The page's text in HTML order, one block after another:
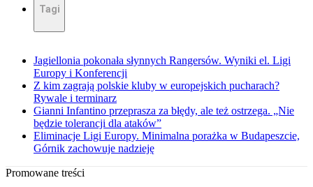
Tagi
Jagiellonia pokonała słynnych Rangersów. Wyniki el. Ligi
Europy i Konferencji
Z kim zagrają polskie kluby w europejskich pucharach?
Rywale i terminarz
Gianni Infantino przeprasza za błędy, ale też ostrzega. „Nie
będzie tolerancji dla ataków”
Eliminacje Ligi Europy. Minimalna porażka w Budapeszcie,
Górnik zachowuje nadzieję
Promowane treści